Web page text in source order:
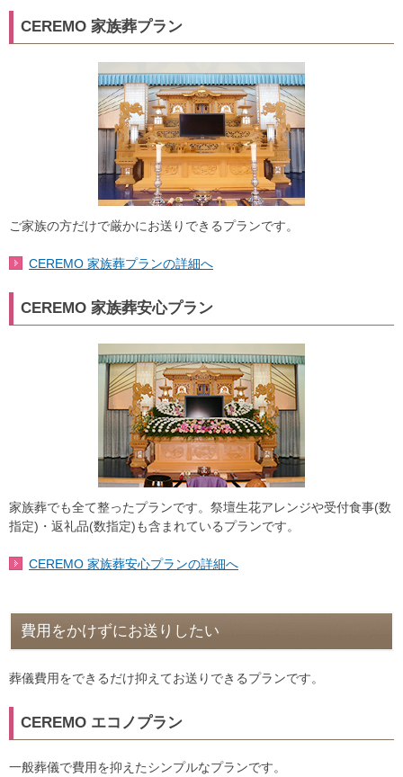
CEREMO 家族葬プラン
ご家族の方だけで厳かにお送りできるプランです。
CEREMO 家族葬プランの詳細へ
CEREMO 家族葬安心プラン
家族葬でも全て整ったプランです。祭壇生花アレンジや受付食事(数
指定)・返礼品(数指定)も含まれているプランです。
CEREMO 家族葬安心プランの詳細へ
費用をかけずにお送りしたい
葬儀費用をできるだけ抑えてお送りできるプランです。
CEREMO エコノプラン
一般葬儀で費用を抑えたシンプルなプランです。